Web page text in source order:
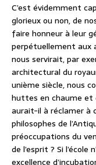
C’est évidemment
glorieux ou non, de
faire honneur à leur
perpétuellement aux
nous servirait, par
architectural du
unième siècle, nous
huttes en chaume et
aurait-il à réclamer à
philosophes de
préoccupations du
de l’esprit ? Si
excellence